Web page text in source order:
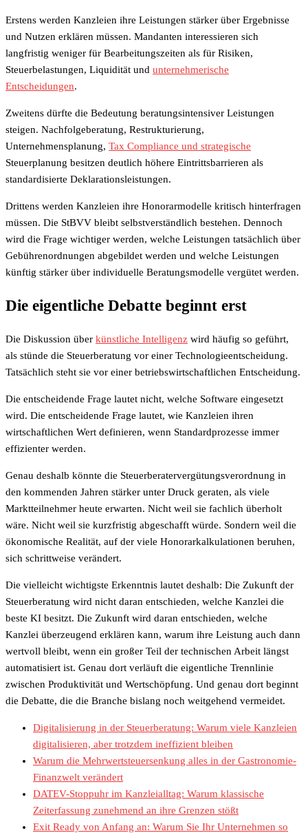
Erstens werden Kanzleien ihre Leistungen stärker über Ergebnisse
und Nutzen erklären müssen. Mandanten interessieren sich
langfristig weniger für Bearbeitungszeiten als für Risiken,
Steuerbelastungen, Liquidität und unternehmerische
Entscheidungen.
Zweitens dürfte die Bedeutung beratungsintensiver Leistungen
steigen. Nachfolgeberatung, Restrukturierung,
Unternehmensplanung, Tax Compliance und strategische
Steuerplanung besitzen deutlich höhere Eintrittsbarrieren als
standardisierte Deklarationsleistungen.
Drittens werden Kanzleien ihre Honorarmodelle kritisch hinterfragen
müssen. Die StBVV bleibt selbstverständlich bestehen. Dennoch
wird die Frage wichtiger werden, welche Leistungen tatsächlich über
Gebührenordnungen abgebildet werden und welche Leistungen
künftig stärker über individuelle Beratungsmodelle vergütet werden.
Die eigentliche Debatte beginnt erst
Die Diskussion über künstliche Intelligenz wird häufig so geführt,
als stünde die Steuerberatung vor einer Technologieentscheidung.
Tatsächlich steht sie vor einer betriebswirtschaftlichen Entscheidung.
Die entscheidende Frage lautet nicht, welche Software eingesetzt
wird. Die entscheidende Frage lautet, wie Kanzleien ihren
wirtschaftlichen Wert definieren, wenn Standardprozesse immer
effizienter werden.
Genau deshalb könnte die Steuerberatervergütungsverordnung in
den kommenden Jahren stärker unter Druck geraten, als viele
Marktteilnehmer heute erwarten. Nicht weil sie fachlich überholt
wäre. Nicht weil sie kurzfristig abgeschafft würde. Sondern weil die
ökonomische Realität, auf der viele Honorarkalkulationen beruhen,
sich schrittweise verändert.
Die vielleicht wichtigste Erkenntnis lautet deshalb: Die Zukunft der
Steuerberatung wird nicht daran entschieden, welche Kanzlei die
beste KI besitzt. Die Zukunft wird daran entschieden, welche
Kanzlei überzeugend erklären kann, warum ihre Leistung auch dann
wertvoll bleibt, wenn ein großer Teil der technischen Arbeit längst
automatisiert ist. Genau dort verläuft die eigentliche Trennlinie
zwischen Produktivität und Wertschöpfung. Und genau dort beginnt
die Debatte, die die Branche bislang noch weitgehend vermeidet.
Digitalisierung in der Steuerberatung: Warum viele Kanzleien
digitalisieren, aber trotzdem ineffizient bleiben
Warum die Mehrwertsteuersenkung alles in der Gastronomie-
Finanzwelt verändert
DATEV-Stoppuhr im Kanzleialltag: Warum klassische
Zeiterfassung zunehmend an ihre Grenzen stößt
Exit Ready von Anfang an: Warum Sie Ihr Unternehmen so